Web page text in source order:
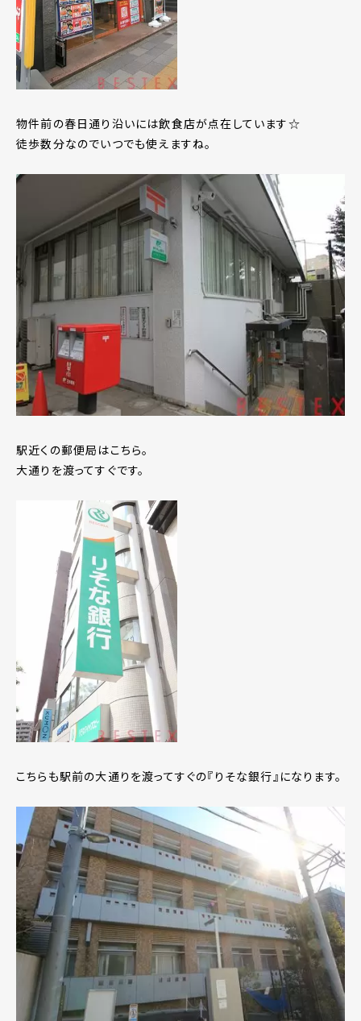
物件前の春日通り沿いには飲食店が点在しています☆
徒歩数分なのでいつでも使えますね。
駅近くの郵便局はこちら。
大通りを渡ってすぐです。
こちらも駅前の大通りを渡ってすぐの『りそな銀行』になります。